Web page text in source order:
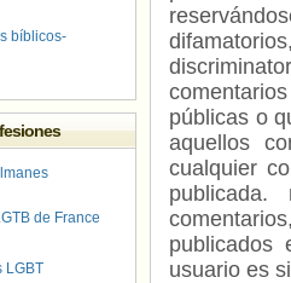
públicas o
aquellos
cualquier
usuario es
bíblicos-
de France
LGBT